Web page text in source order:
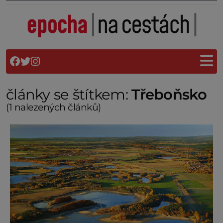
články se štítkem:Třeboňsko
(1 nalezených článků)